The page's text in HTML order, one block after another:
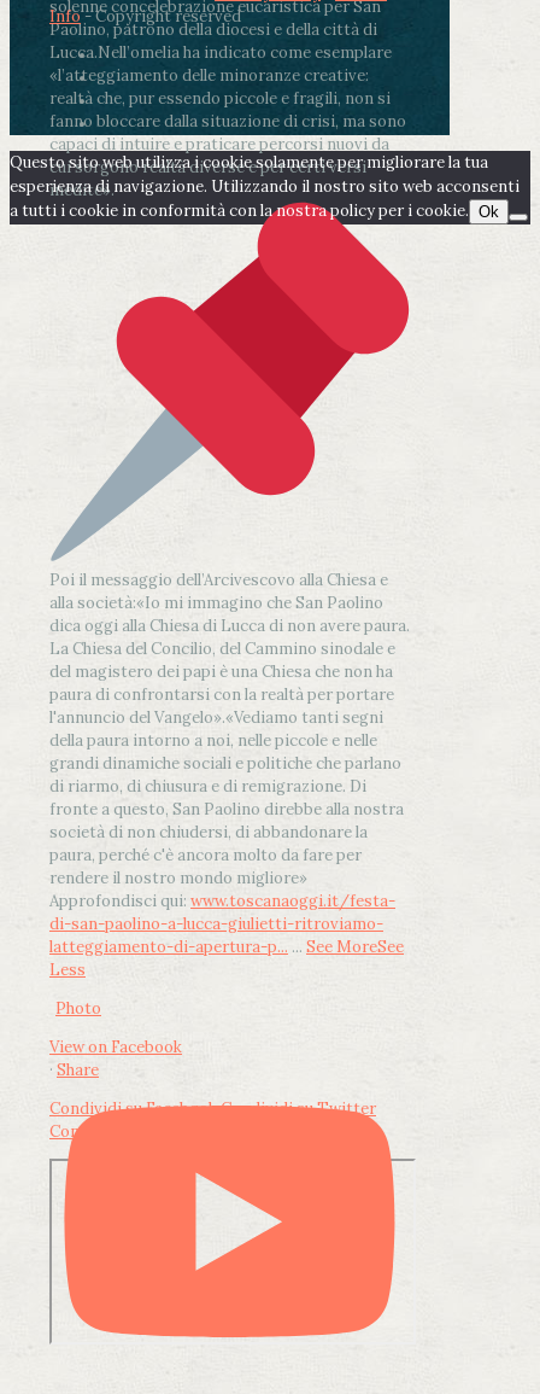
solenne concelebrazione eucaristica per San
Paolino, patrono della diocesi e della città di
Lucca.Nell’omelia ha indicato come esemplare
«l’atteggiamento delle minoranze creative:
realtà che, pur essendo piccole e fragili, non si
fanno bloccare dalla situazione di crisi, ma sono
capaci di intuire e praticare percorsi nuovi da
cui sorgono realtà diverse e per certi versi
inedite».
Poi il messaggio dell’Arcivescovo alla Chiesa e
alla società:«Io mi immagino che San Paolino
dica oggi alla Chiesa di Lucca di non avere paura.
La Chiesa del Concilio, del Cammino sinodale e
del magistero dei papi è una Chiesa che non ha
paura di confrontarsi con la realtà per portare
l'annuncio del Vangelo».«Vediamo tanti segni
della paura intorno a noi, nelle piccole e nelle
grandi dinamiche sociali e politiche che parlano
di riarmo, di chiusura e di remigrazione. Di
fronte a questo, San Paolino direbbe alla nostra
società di non chiudersi, di abbandonare la
paura, perché c'è ancora molto da fare per
rendere il nostro mondo migliore»
Approfondisci qui: www.toscanaoggi.it/festa-
di-san-paolino-a-lucca-giulietti-ritroviamo-
latteggiamento-di-apertura-p... ... See MoreSee
Less
Photo
View on Facebook
· Share
Condividi su FacebookCondividi su Twitter
Condividi su LinkedIn
Info- Copyright reserved
Questo sito web utilizza i cookie solamente per migliorare la tua
esperienza di navigazione. Utilizzando il nostro sito web acconsenti
a tutti i cookie in conformità con la nostra policy per i cookie. Ok